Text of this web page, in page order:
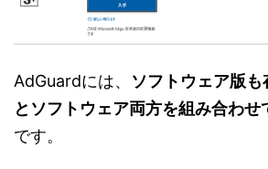
AdGuardには、 ソフトウェア版
とソフトウェア両方を組み合わせ
です。